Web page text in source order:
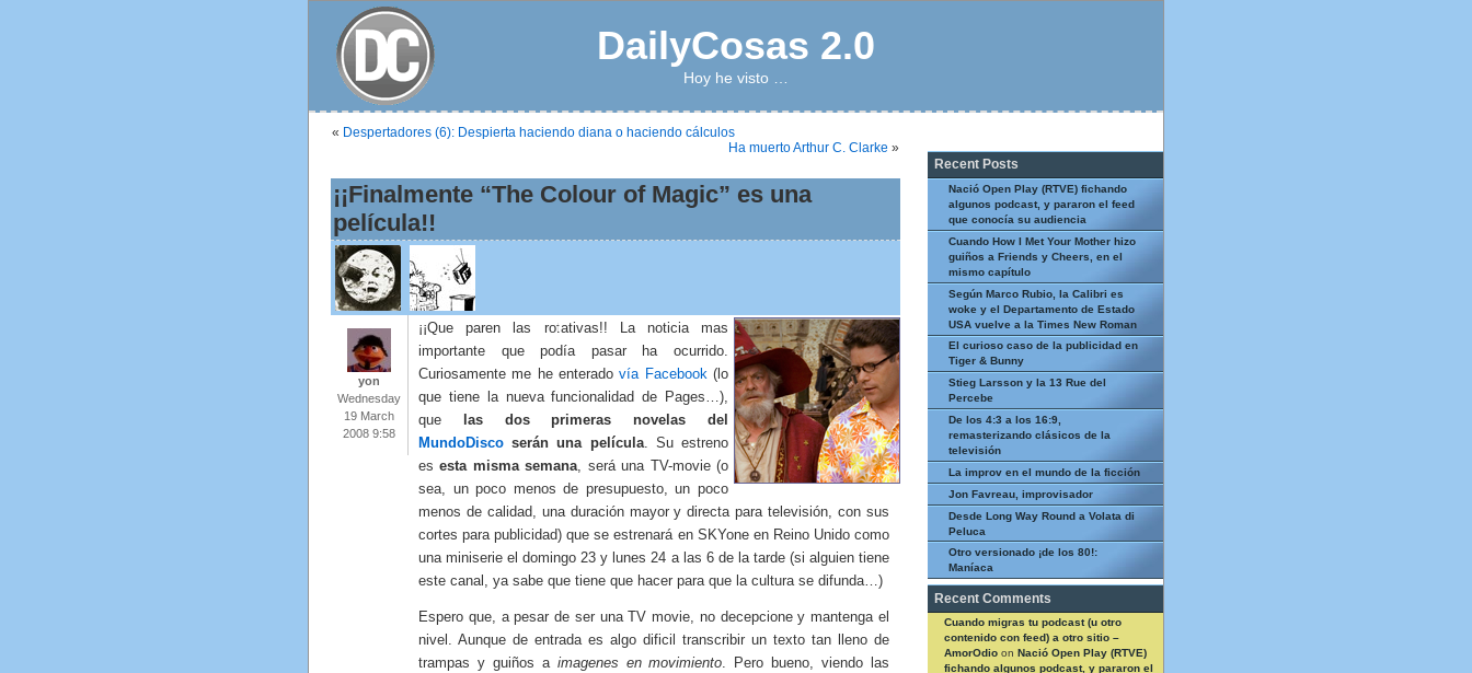
DailyCosas 2.0
Hoy he visto …
« Despertadores (6): Despierta haciendo diana o haciendo cálculos
Ha muerto Arthur C. Clarke »
¡¡Finalmente “The Colour of Magic” es una
película!!
yon
Wednesday
19 March
2008 9:58
¡¡Que paren las rotativas!! La noticia mas
importante que podía pasar ha ocurrido.
Curiosamente me he enteradovía Facebook (lo
que tiene la nueva funcionalidad de Pages…),
que
las dos primeras novelas del
MundoDisco serán una película. Su estreno
es esta misma semana , será una TV-movie (o
sea, un poco menos de presupuesto, un poco
menos de calidad, una duración mayor y directa para televisión, con sus
cortes para publicidad) que se estrenará en SKYone en Reino Unido como
una miniserie el domingo 23 y lunes 24 a las 6 de la tarde (si alguien tiene
este canal, ya sabe que tiene que hacer para que la cultura se difunda…)
Espero que, a pesar de ser una TV movie, no decepcione y mantenga el
nivel. Aunque de entrada es algo dificil transcribir un texto tan lleno de
trampas y guiños a imagenes en movimiento. Pero bueno, viendo las
Recent Posts
Nació Open Play (RTVE) fichando
algunos podcast, y pararon el feed
que conocía su audiencia
Cuando How I Met Your Mother hizo
guiños a Friends y Cheers, en el
mismo capítulo
Según Marco Rubio, la Calibri es
woke y el Departamento de Estado
USA vuelve a la Times New Roman
El curioso caso de la publicidad en
Tiger & Bunny
Stieg Larsson y la 13 Rue del
Percebe
De los 4:3 a los 16:9,
remasterizando clásicos de la
televisión
La improv en el mundo de la ficción
Jon Favreau, improvisador
Desde Long Way Round a Volata di
Peluca
Otro versionado ¡de los 80!:
Maníaca
Recent Comments
Cuando migras tu podcast (u otro
contenido con feed) a otro sitio –
AmorOdio on Nació Open Play (RTVE)
fichando algunos podcast, y pararon el